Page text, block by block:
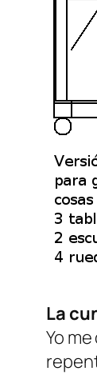
La
Yo